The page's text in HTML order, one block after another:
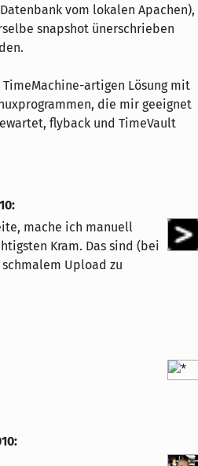
vom lokalen Apachen),
snapshot ünerschrieben
artigen Lösung mit
die mir geeignet
flyback und TimeVault
:
mache ich manuell
Kram. Das sind (bei
Upload zu
: